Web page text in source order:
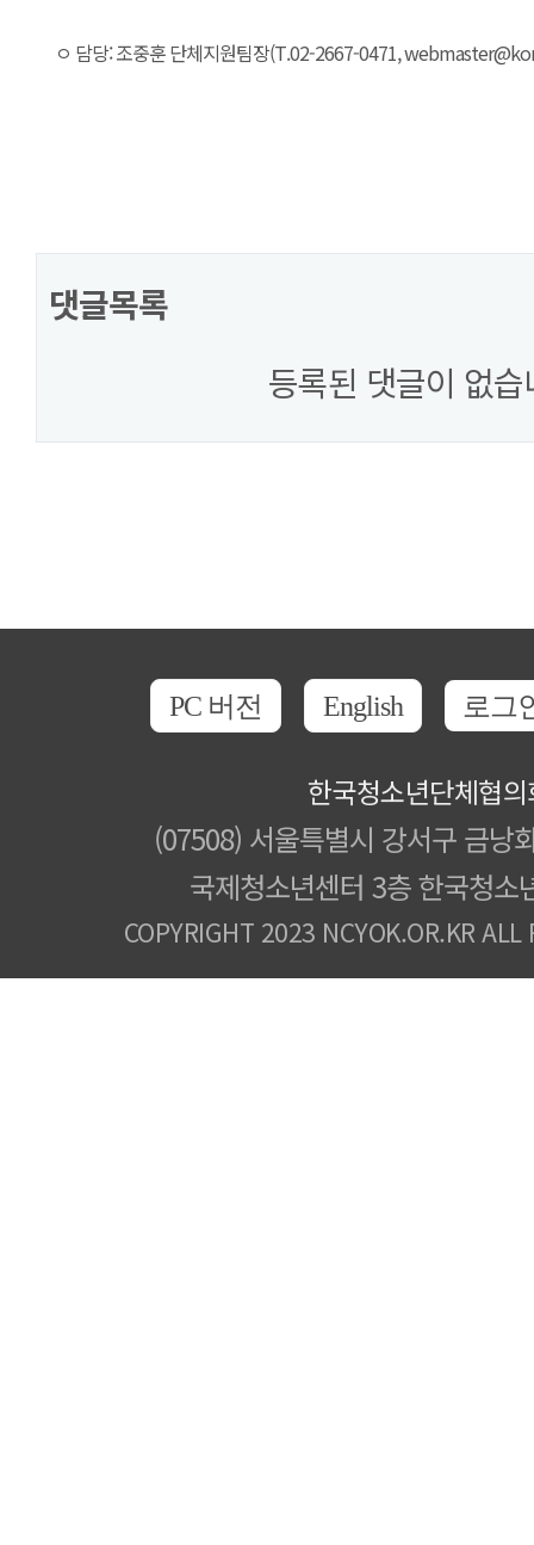
ㅇ 담당: 조중훈 단체지원팀장(T.02-2667-0471,
댓글목록
등록된 댓글이 없습
PC 버전 English 로그
한국청소년단체협
(07508) 서울특별시 강서구 금낭
국제청소년센터 3층 한국청소
COPYRIGHT 2023 NCYOK.OR.KR ALL